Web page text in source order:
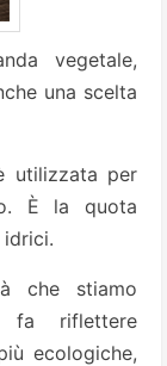
vegetale,
una scelta
utilizzata per
È la quota
che stiamo
riflettere
ecologiche,